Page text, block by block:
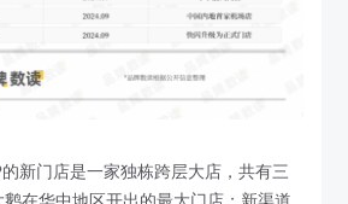
新门店是一家独栋跨层大店，共有三